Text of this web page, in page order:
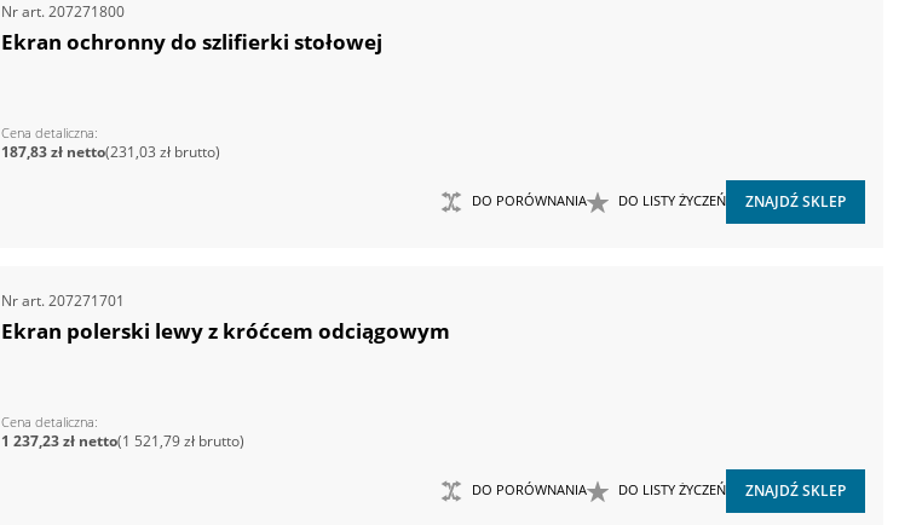
Nr art. 207271800
Ekran ochronny do szlifierki stołowej
Cena detaliczna
231,03 zł
187,83 zł
DO LISTY ŻYCZEŃ
DO PORÓWNANIA ZNAJDŹ SKLEP
Nr art. 207271701
Ekran polerski lewy z króćcem odciągowym
Cena detaliczna
1 521,79 zł
1 237,23 zł
DO LISTY ŻYCZEŃ
DO PORÓWNANIA ZNAJDŹ SKLEP